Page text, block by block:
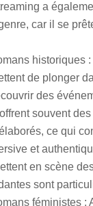
a
car il se
historiques
de plonger
des
souvent
ce qui
et
en scène
sont
féministes :